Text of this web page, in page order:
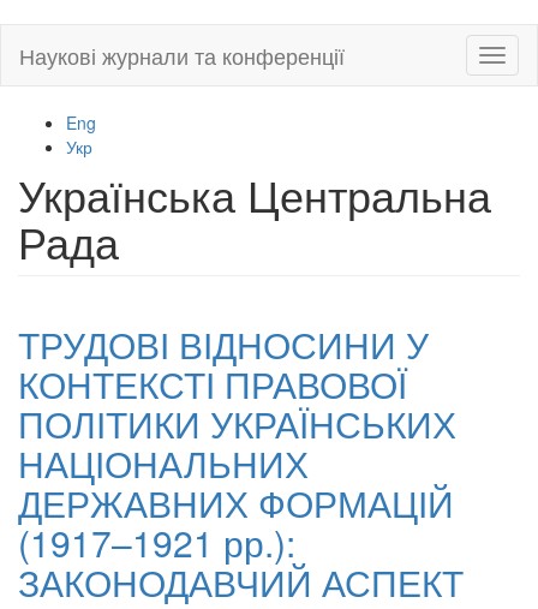
main
Наукові журнали та конференції
Eng
Укр
Українська Центральна
Рада
ТРУДОВІ ВІДНОСИНИ У
КОНТЕКСТІ ПРАВОВОЇ
ПОЛІТИКИ УКРАЇНСЬКИХ
НАЦІОНАЛЬНИХ
ДЕРЖАВНИХ ФОРМАЦІЙ
(1917–1921 рр.):
ЗАКОНОДАВЧИЙ АСПЕКТ